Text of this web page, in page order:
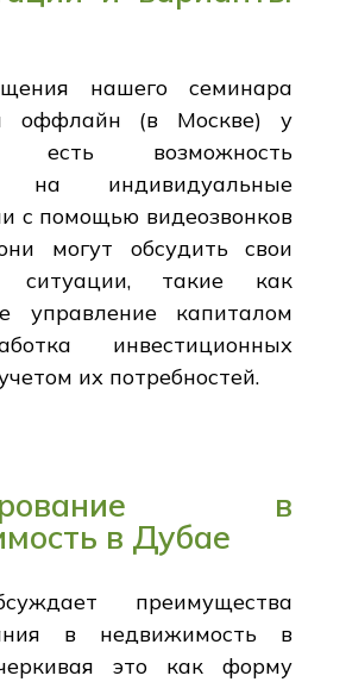
нашего семинара
оффлайн (в Москве) у
есть возможность
на индивидуальные
с помощью видеозвонков
могут обсудить свои
ситуации, такие как
управление капиталом
инвестиционных
их потребностей.
в
в Дубае
преимущества
в недвижимость в
это как форму